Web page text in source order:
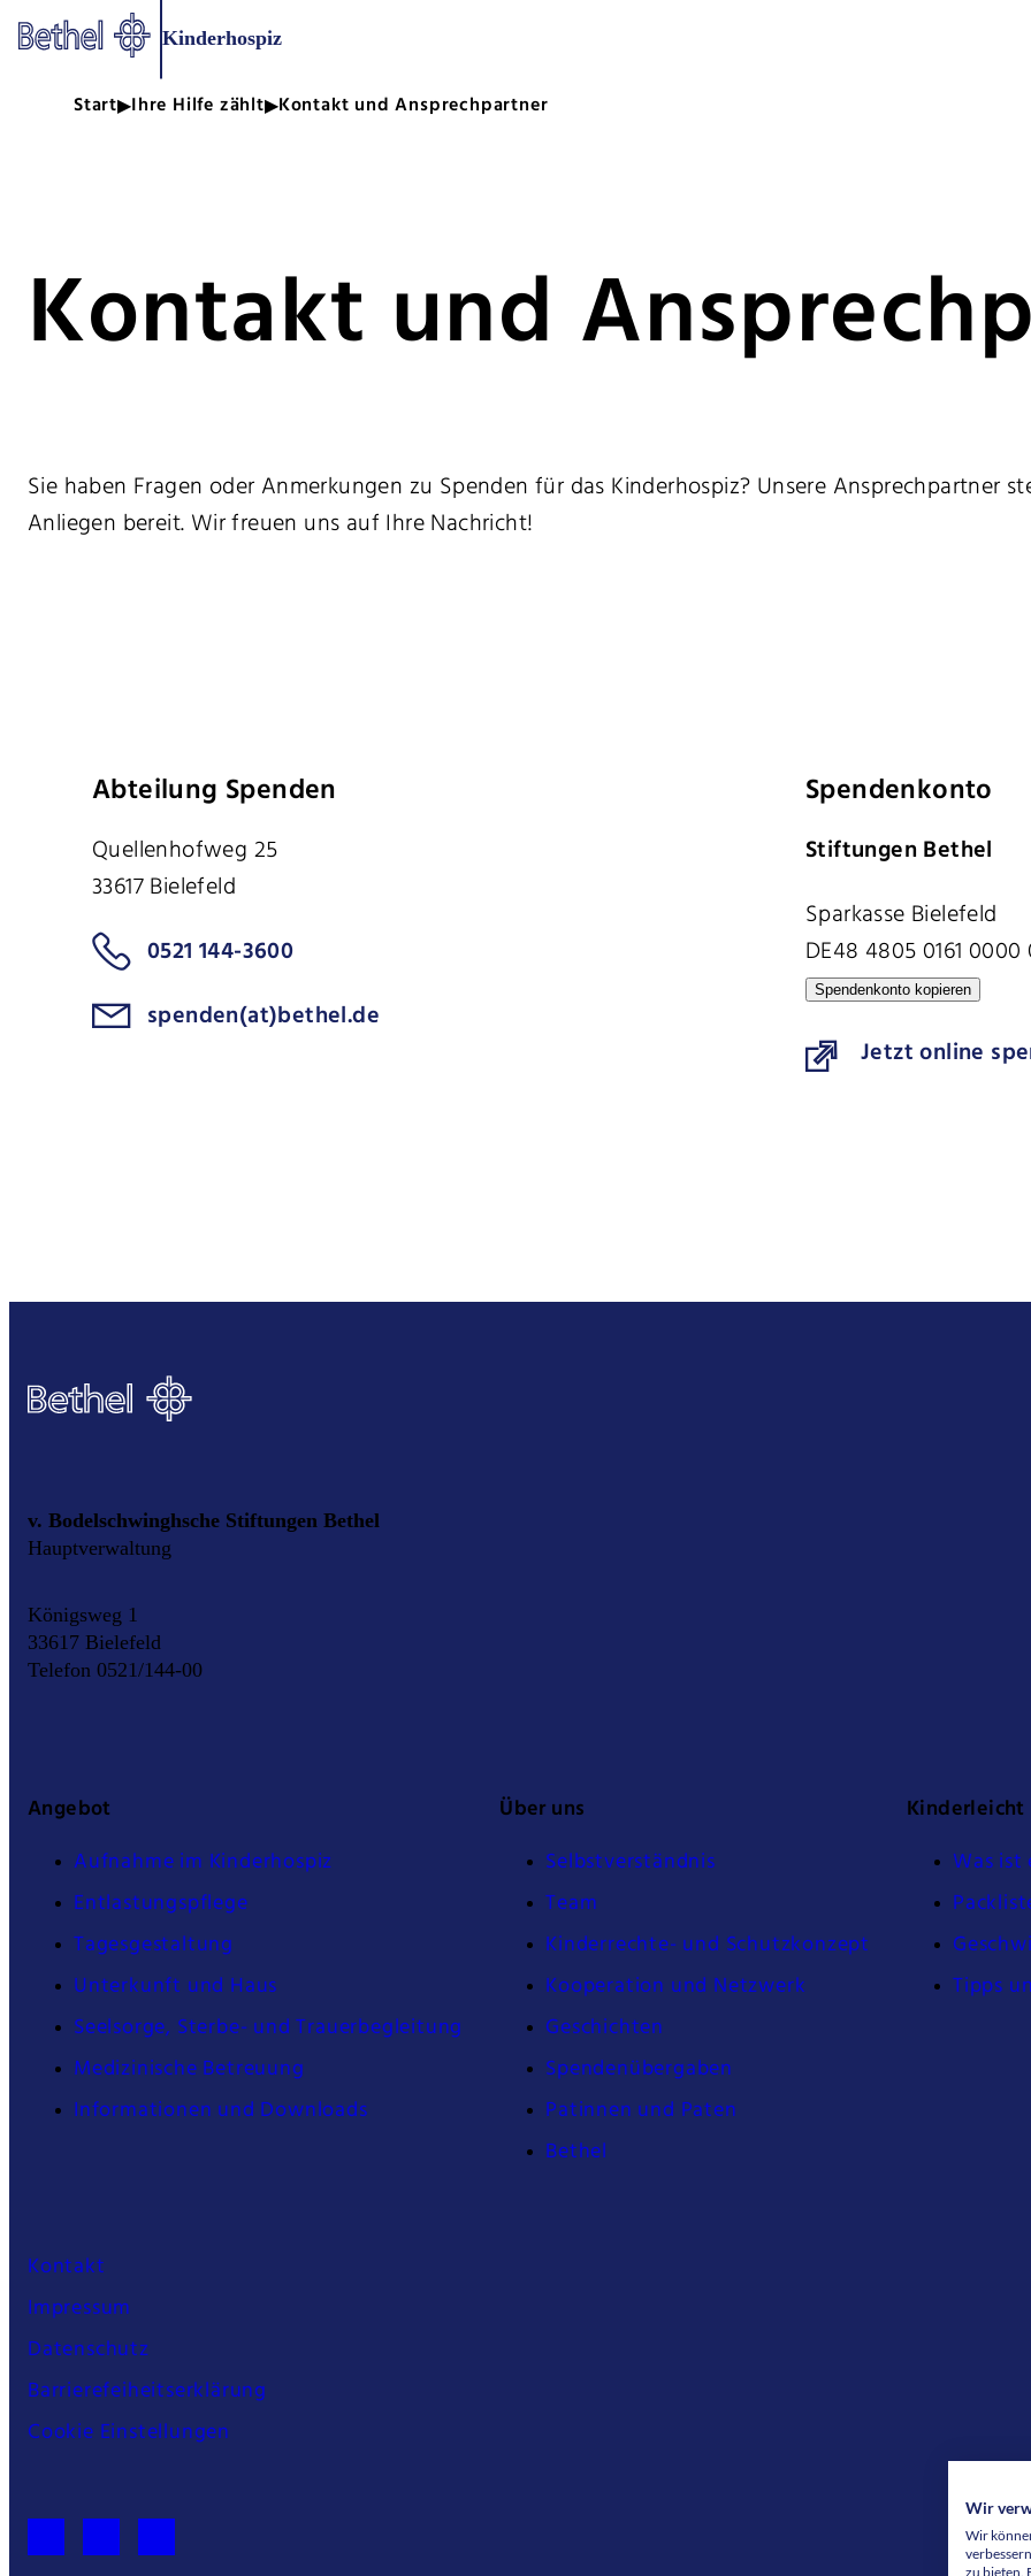
Zum Hauptinhalt springen
Zur Fußzeile springen
Kinderhospiz
Bethel - Kontakt und Ansprechpartner
Start Ihre Hilfe zählt Kontakt und Ansprechpartner
Kontakt und
Sie haben Fragen oder Anmerkungen zu Spenden für das Kinderhospiz? Unsere Ansprechpartner
Anliegen bereit. Wir freuen uns auf Ihre Nachricht!
Abteilung Spenden
Quellenhofweg 25
33617 Bielefeld
0521 144-3600
spenden(at)bethel.de
Spendenkonto
Stiftungen Bethel
Sparkasse Bielefeld
DE48 4805 0161
Spendenkonto kopieren
Jetzt online
v. Bodelschwinghsche Stiftungen Bethel
Hauptverwaltung
Königsweg 1
33617 Bielefeld
Telefon 0521/144-00
Angebot
Aufnahme im Kinderhospiz
Entlastungspflege
Tagesgestaltung
Unterkunft und Haus
Seelsorge, Sterbe- und Trauerbegleitung
Medizinische Betreuung
Informationen und Downloads
Über uns
Selbstverständnis
Team
Kinderrechte- und Schutzkonzept
Kooperation und Netzwerk
Geschichten
Spendenübergaben
Patinnen und Paten
Bethel
Kinderleicht
Was ist
Tipps
Kontakt
Impressum
Datenschutz
Barrierefeiheitserklärung
Cookie Einstellungen
Wir
Wir
zu bieten.